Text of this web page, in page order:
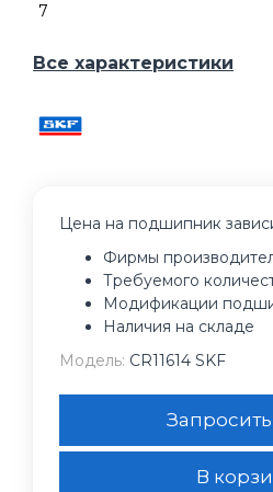
7
Все характеристики
Цена на подшипник
Фирмы
Требуемого
Модификации
Наличия на складе
Модель: CR11614 SKF
В